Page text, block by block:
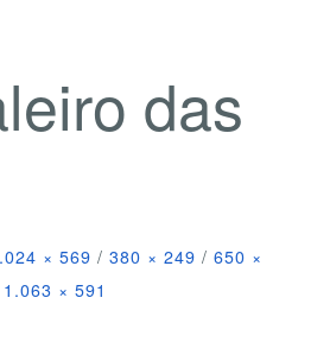
das
× 569 / 380 × 249 / 650 ×
1.063 × 591